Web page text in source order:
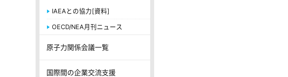
IAEAとの協力[資料]
OECD/NEA月刊ニュース
原子力関係会議一覧
国際間の企業交流支援